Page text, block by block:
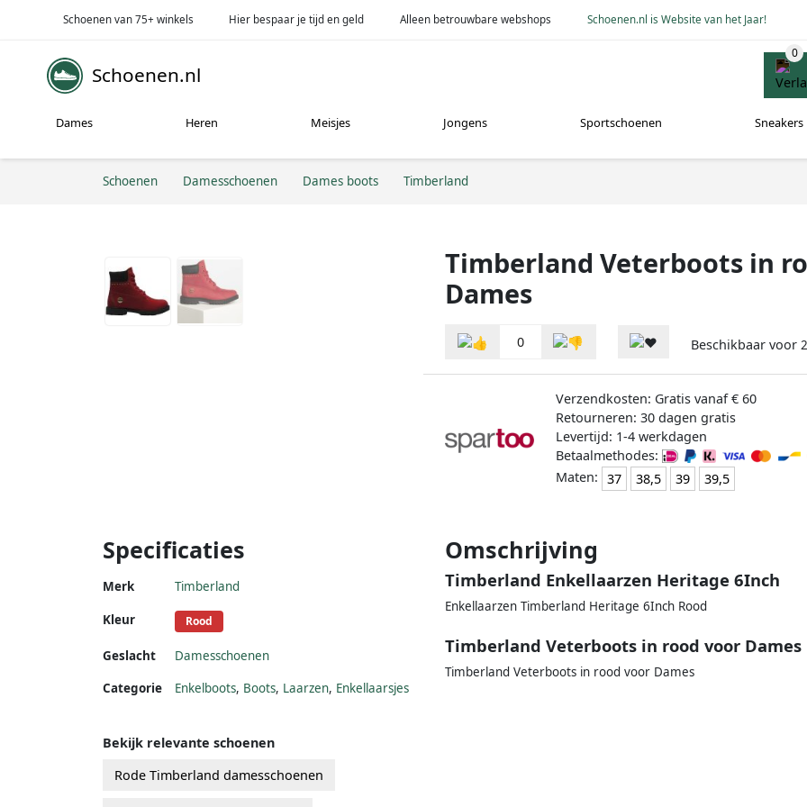
Schoenen van 75+ winkels Hier bespaar je tijd en geld Alleen betrouwbare webshops Schoenen.nl is Website van het Jaar!
Schoenen.nl
Dames Heren Meisjes Jongens Sportschoenen Sneakers
Schoenen Damesschoenen Dames boots Timberland
Timberland Veterboots in
Dames
0 Beschikbaar voor
Verzendkosten: Gratis vanaf € 60
Retourneren: 30 dagen gratis
Levertijd: 1-4 werkdagen
Betaalmethodes:
Maten: 37 38,5 39 39,5
Specificaties
Merk Timberland
Kleur Rood
Geslacht
Damesschoenen
Categorie
Enkelboots, Boots, Laarzen, Enkellaarsjes
Omschrijving
Timberland Enkellaarzen Heritage 6Inch
Enkellaarzen Timberland Heritage 6Inch Rood
Timberland Veterboots in rood voor Dames
Timberland Veterboots in rood voor Dames
Bekijk relevante schoenen
Rode Timberland damesschoenen